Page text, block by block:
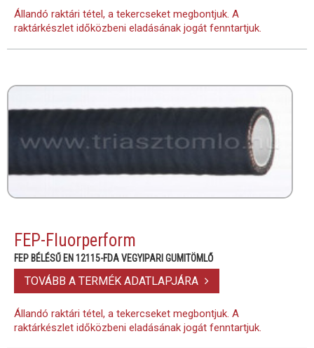
Állandó raktári tétel, a tekercseket megbontjuk. A
raktárkészlet időközbeni eladásának jogát fenntartjuk.
FEP-Fluorperform
FEP BÉLÉSŰ EN 12115-FDA VEGYIPARI GUMITÖMLŐ
TOVÁBB A TERMÉK ADATLAPJÁRA
Állandó raktári tétel, a tekercseket megbontjuk. A
raktárkészlet időközbeni eladásának jogát fenntartjuk.